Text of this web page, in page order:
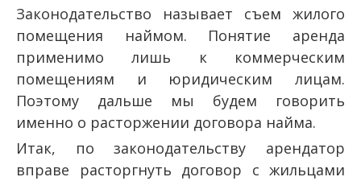
Законодательство называет съем жилого
помещения наймом. Понятие аренда
применимо лишь к коммерческим
помещениям и юридическим лицам.
Поэтому дальше мы будем говорить
именно о расторжении договора найма.
Итак, по законодательству арендатор
вправе расторгнуть договор с жильцами